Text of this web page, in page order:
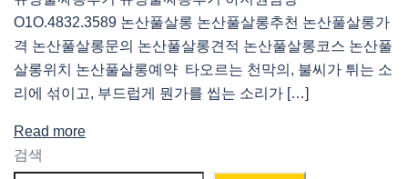
O1O.4832.3589 논산풀살롱 논산풀살롱추천 논산풀살롱가
격 논산풀살롱문의 논산풀살롱견적 논산풀살롱코스 논산풀
살롱위치 논산풀살롱예약 타오르는 천막의, 불씨가 튀는 소
리에 섞이고, 부드럽게 뭔가를 씹는 소리가 […]
Read more
검색